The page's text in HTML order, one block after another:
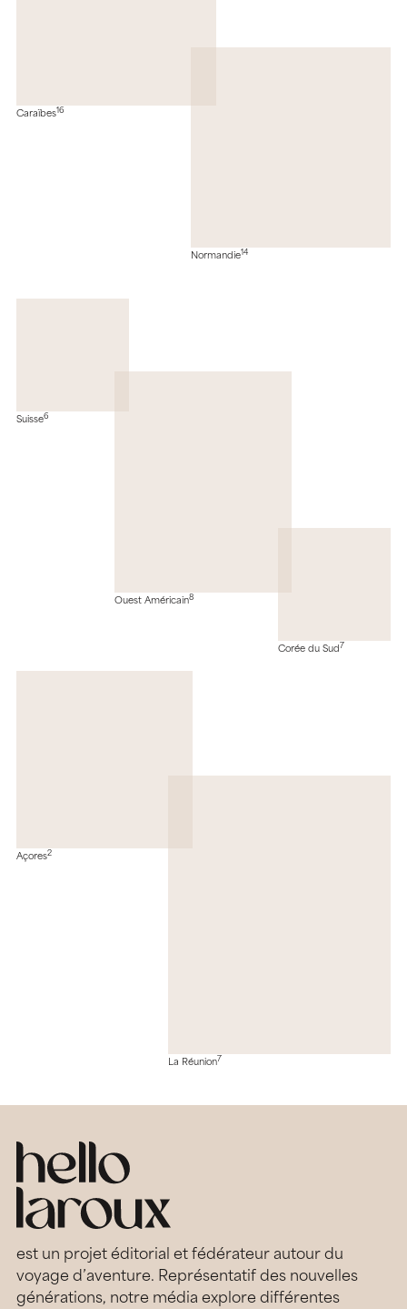
Caraïbes16
Normandie14
Suisse6
Ouest Américain8
Corée du Sud 7
Açores2
La Réunion7
est un projet éditorial et fédérateur autour du
voyage d’aventure. Représentatif des nouvelles
générations, notre média explore différentes